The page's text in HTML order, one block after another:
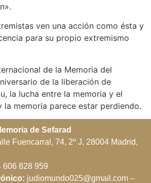
ven una acción como ésta y
para su propio extremismo
de la Memoria del
de la liberación de
la lucha entre la memoria y el
la memoria parece estar perdiendo.
de Sefarad
Fuencarral, 74, 2º J, 28004 Madrid,
606 828 959
judiomundo025@gmail.com –